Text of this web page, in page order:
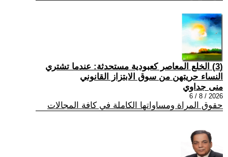
(3) الخلع المعاصر كعبودية مستحدثة: عندما تشتري
النساء حريتهن من سوق الابتزاز القانوني
منى جداوي
2026 / 8 / 6
حقوق المراة ومساواتها الكاملة في كافة المجالات